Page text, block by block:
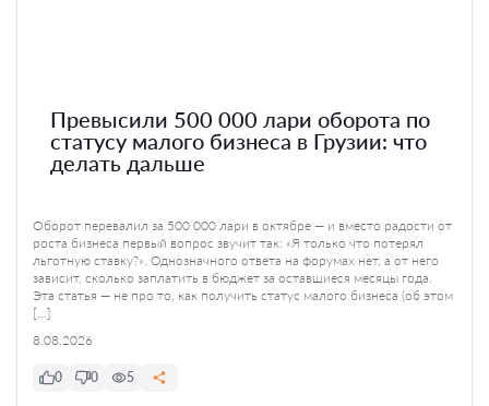
Превысили 500 000 лари оборота по
статусу малого бизнеса в Грузии: что
делать дальше
Оборот перевалил за 500 000 лари в октябре — и вместо радости от
роста бизнеса первый вопрос звучит так: «Я только что потерял
льготную ставку?». Однозначного ответа на форумах нет, а от него
зависит, сколько заплатить в бюджет за оставшиеся месяцы года.
Эта статья — не про то, как получить статус малого бизнеса (об этом
[…]
8.08.2026
0 0 5